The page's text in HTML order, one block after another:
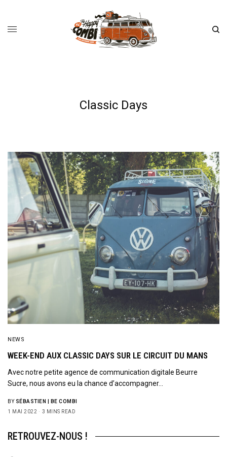
Classic Days
NEWS
WEEK-END AUX CLASSIC DAYS SUR LE CIRCUIT DU MANS
Avec notre petite agence de communication digitale Beurre
Sucre, nous avons eu la chance d’accompagner…
BY SÉBASTIEN | BE COMBI
1 MAI 2022
3 MINS READ
RETROUVEZ-NOUS !